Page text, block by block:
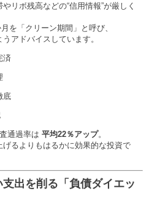
リボ残高などの“信用情報”が厳しく
を「クリーン期間」と呼び、
アドバイスしています。
済
底
通過率は 平均22％アップ。
げるよりもはるかに効果的な投資で
出を削る「負債ダイエッ